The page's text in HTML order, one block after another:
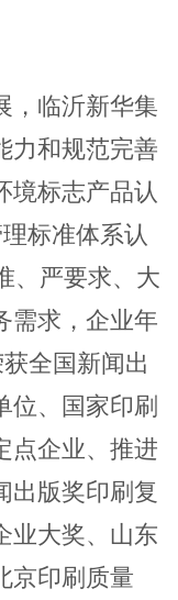
临沂新华集
力和规范完善
境标志产品认
标准体系认
、严要求、大
需求，企业年
全国新闻出
位、国家印刷
点企业、推进
出版奖印刷复
业大奖、山东
京印刷质量